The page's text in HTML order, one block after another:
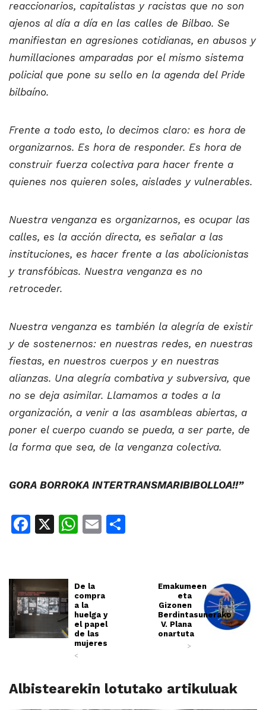
reaccionarios, capitalistas y racistas que no son
ajenos al día a día en las calles de Bilbao. Se
manifiestan en agresiones cotidianas, en abusos y
humillaciones amparadas por el mismo sistema
policial que pone su sello en la agenda del Pride
bilbaíno.
Frente a todo esto, lo decimos claro: es hora de
organizarnos. Es hora de responder. Es hora de
construir fuerza colectiva para hacer frente a
quienes nos quieren soles, aislades y vulnerables.
Nuestra venganza es organizarnos, es ocupar las
calles, es la acción directa, es señalar a las
instituciones, es hacer frente a las abolicionistas
y transfóbicas. Nuestra venganza es no
retroceder.
Nuestra venganza es también la alegría de existir
y de sostenernos: en nuestras redes, en nuestras
fiestas, en nuestros cuerpos y en nuestras
alianzas. Una alegría combativa y subversiva, que
no se deja asimilar. Llamamos a todes a la
organización, a venir a las asambleas abiertas, a
poner el cuerpo cuando se pueda, a ser parte, de
la forma que sea, de la venganza colectiva.
GORA BORROKA INTERTRANSMARIBIBOLLOA!!”
Facebook
X WhatsApp
Email
De la
compra
a la
huelga y
el papel
de las
mujeres
<
Emakumeen
eta
Gizonen
Berdintasunerako
V. Plana
onartuta
>
Albistearekin lotutako artikuluak